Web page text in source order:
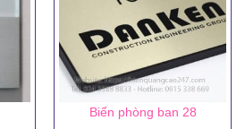
Biển phòng ban 28